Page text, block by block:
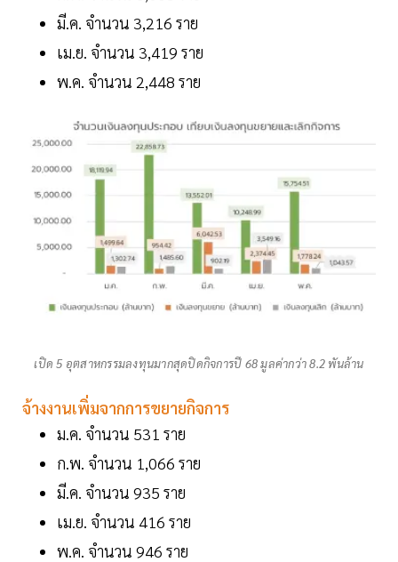
มี.ค. จำนวน 3,216 ราย
เม.ย. จำนวน 3,419 ราย
พ.ค. จำนวน 2,448 ราย
เปิด 5 อุตสาหกรรมลงทุนมากสุดปิดกิจการปี 68 มูลค่ากว่า 8.2 พันล้าน
จ้างงานเพิ่มจากการขยายกิจการ
ม.ค. จำนวน 531 ราย
ก.พ. จำนวน 1,066 ราย
มี.ค. จำนวน 935 ราย
เม.ย. จำนวน 416 ราย
พ.ค. จำนวน 946 ราย